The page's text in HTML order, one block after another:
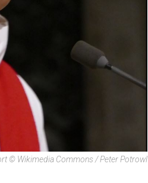
© Wikimedia Commons / Peter Potrowl